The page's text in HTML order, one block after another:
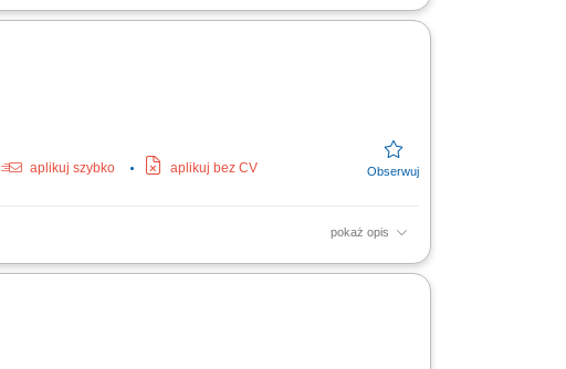
grzewczych; Czytanie i praca z rysunkiem
aplikuj szybko aplikuj bez CV
pokaż opis
Wykonywanie nowych instalacji oraz